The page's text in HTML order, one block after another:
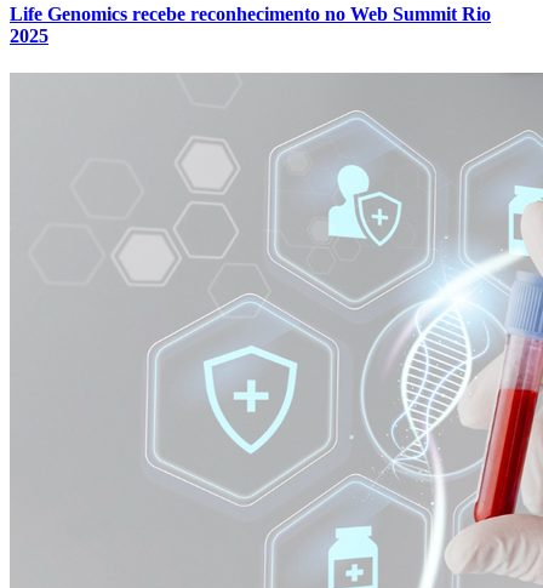
Life Genomics recebe reconhecimento no Web Summit Rio
2025